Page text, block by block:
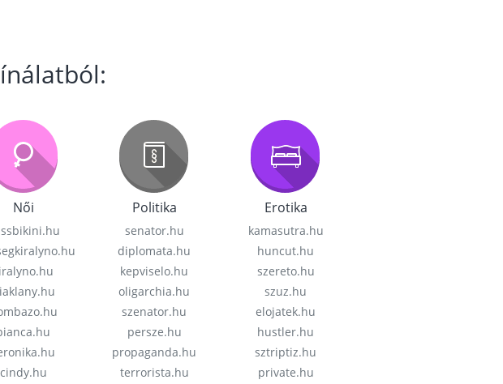
Női
cindy.hu
Politika
senator.hu
diplomata.hu
kepviselo.hu
oligarchia.hu
szenator.hu
persze.hu
propaganda.hu
terrorista.hu
Erotika
kamasutra.hu
huncut.hu
szereto.hu
szuz.hu
elojatek.hu
hustler.hu
sztriptiz.hu
private.hu